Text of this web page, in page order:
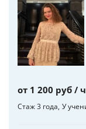
от 1 200 руб /
Стаж 3 года У